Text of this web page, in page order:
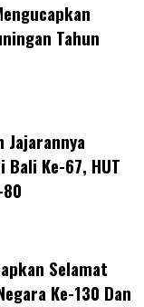
Tahun
Jajarannya
Ke-67, HUT
Selamat
Ke-130 Dan